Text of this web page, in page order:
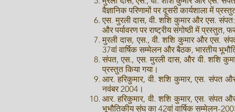
वैज्ञानिक परिणामों पर दूसरी कार्यशाला में
एस. मुरली दास, वी. शशि कुमार और एस. संपत:
और पर्यावरण पर राष्ट्रीय संगोष्ठी में प्रस्तुत,
मुरली दास, एस., वी. शशि कुमार और एस.
37वां वार्षिक सम्मेलन और बैठक, भारतीय
संपत, एस., एस. मुरली दास, और वी. शशि
प्रस्तुत किया गया।
आर. हरिकुमार, वी. शशि कुमार, एस. संपत
नवंबर 2004।
आर. हरिकुमार, वी. शशि कुमार, एस. संपत
भूभौतिकीय संघ का 42वां वार्षिक सम्मेलन-